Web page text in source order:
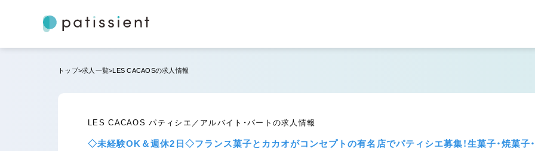
トップ 求人一覧 LES CACAOSの求人情報
LES CACAOS パティシエ／アルバイト・パートの求人情報
◇未経験OK＆週休2日◇フランス菓子とカカオがコンセプトの有名店でパティシエ募集！生菓子・焼菓子